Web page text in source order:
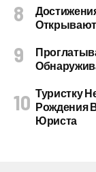
Туристку
Рождения
Юриста